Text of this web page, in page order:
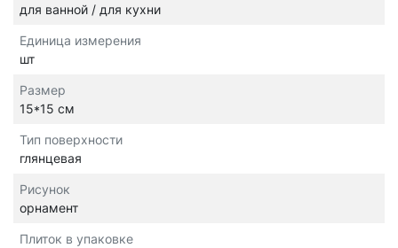
для ванной / для кухни
Единица измерения
шт
Размер
15*15 см
Тип поверхности
глянцевая
Рисунок
орнамент
Плиток в упаковке